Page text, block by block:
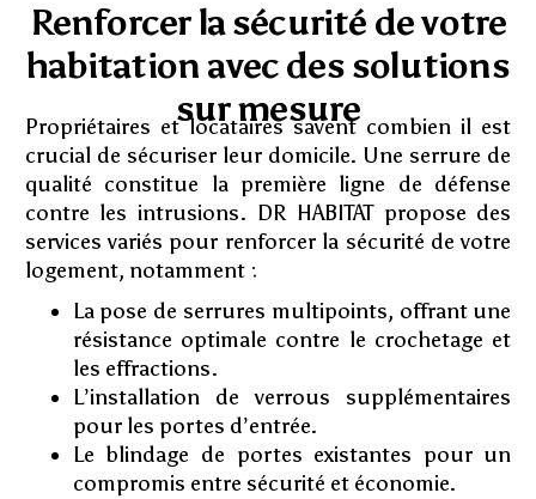
Renforcer la sécurité de votre
habitation avec des solutions
sur mesure
Propriétaires et locataires savent combien il est
crucial de sécuriser leur domicile. Une serrure de
qualité constitue la première ligne de défense
contre les intrusions. DR HABITAT propose des
services variés pour renforcer la sécurité de votre
logement, notamment :
La pose de serrures multipoints, offrant une
résistance optimale contre le crochetage et
les effractions.
L’installation de verrous supplémentaires
pour les portes d’entrée.
Le blindage de portes existantes pour un
compromis entre sécurité et économie.